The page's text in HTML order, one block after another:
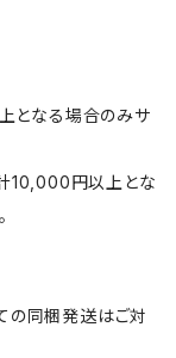
となる場合のみサ
10,000円以上とな
の同梱発送はご対